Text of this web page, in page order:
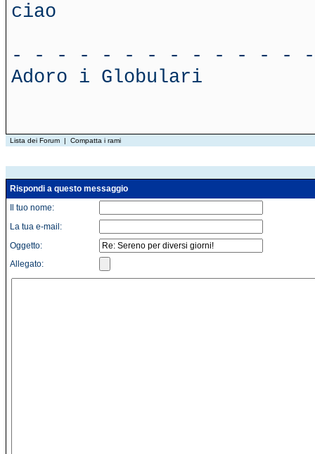
ciao
- - - - - - - - - - - - -
Adoro i Globulari
Lista dei Forum | Compatta i rami
Rispondi a questo messaggio
Il tuo nome:
La tua e-mail:
Oggetto:
Allegato: